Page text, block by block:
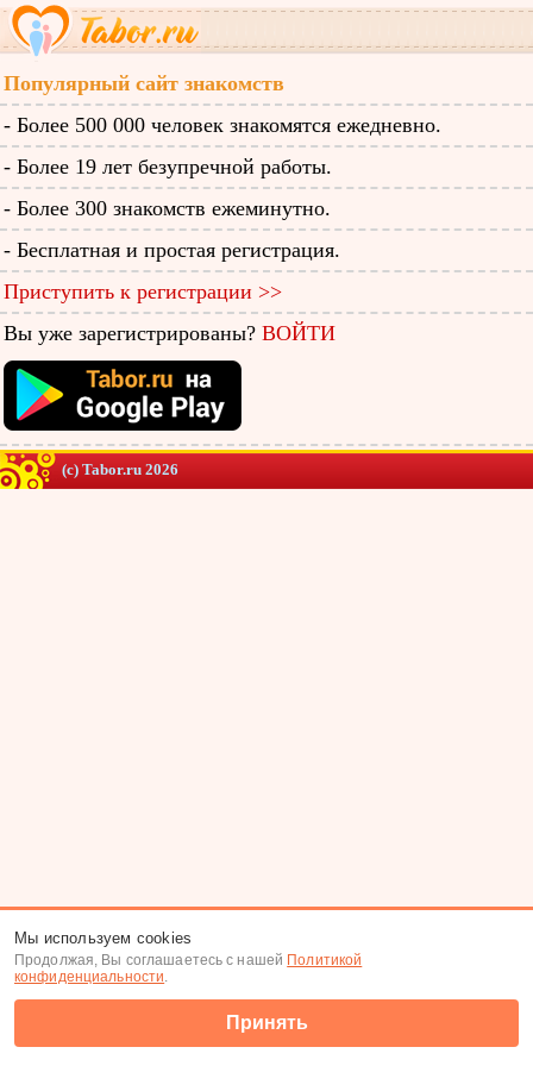
Популярный сайт знакомств
- Более 500 000 человек знакомятся ежедневно.
- Более 19 лет безупречной работы.
- Более 300 знакомств ежеминутно.
- Бесплатная и простая регистрация.
Приступить к регистрации >>
Вы уже зарегистрированы? ВОЙТИ
(c) Tabor.ru 2026
Мы используем cookies
Продолжая, Вы соглашаетесь с нашей Политикой
конфиденциальности.
Принять